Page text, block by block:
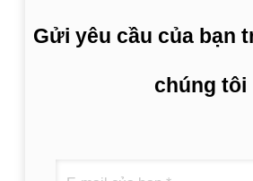
Gửi yêu cầu của bạn
chúng tôi